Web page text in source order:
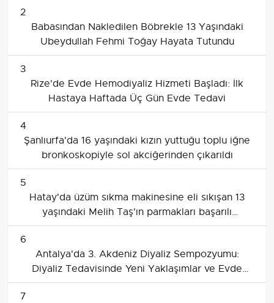
2
Babasından Nakledilen Böbrekle 13 Yaşındaki
Ubeydullah Fehmi Toğay Hayata Tutundu
3
Rize'de Evde Hemodiyaliz Hizmeti Başladı: İlk
Hastaya Haftada Üç Gün Evde Tedavi
4
Şanlıurfa'da 16 yaşındaki kızın yuttuğu toplu iğne
bronkoskopiyle sol akciğerinden çıkarıldı
5
Hatay'da üzüm sıkma makinesine eli sıkışan 13
yaşındaki Melih Taş'ın parmakları başarılı
ameliyatla dikildi
6
Antalya'da 3. Akdeniz Diyaliz Sempozyumu:
Diyaliz Tedavisinde Yeni Yaklaşımlar ve Evde
Diyaliz Vurgusu
7